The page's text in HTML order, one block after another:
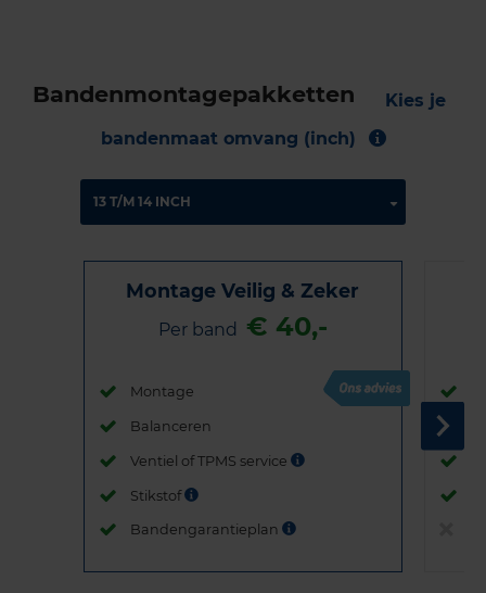
Bandenmontagepakketten
Kies je
bandenmaat omvang (inch)
Montage Veilig & Zeker
Per band € 40,-
Montage
Balanceren
Ventiel of TPMS service
Stikstof
Bandengarantieplan